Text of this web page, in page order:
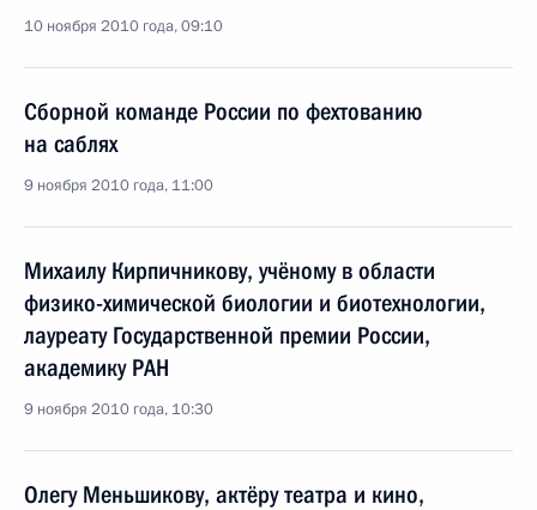
10 ноября 2010 года, 09:10
Сборной команде России по фехтованию
на саблях
9 ноября 2010 года, 11:00
Михаилу Кирпичникову, учёному в области
физико-химической биологии и биотехнологии,
лауреату Государственной премии России,
академику РАН
9 ноября 2010 года, 10:30
Олегу Меньшикову, актёру театра и кино,